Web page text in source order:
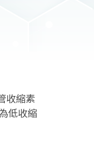
收縮素
低收縮